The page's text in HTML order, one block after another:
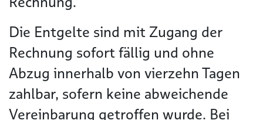
Die Entgelte sind mit Zugang der
Rechnung sofort fällig und ohne
Abzug innerhalb von vierzehn Tagen
zahlbar, sofern keine abweichende
Vereinbarung getroffen wurde. Bei